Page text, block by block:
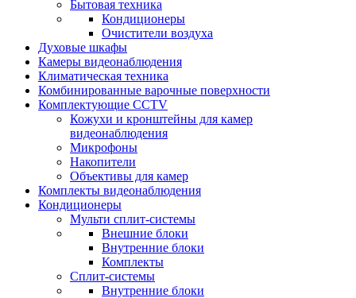
Бытовая техника
Кондиционеры
Очистители воздуха
Духовые шкафы
Камеры видеонаблюдения
Климатическая техника
Комбинированные варочные поверхности
Комплектующие CCTV
Кожухи и кронштейны для камер
видеонаблюдения
Микрофоны
Накопители
Объективы для камер
Комплекты видеонаблюдения
Кондиционеры
Мульти сплит-системы
Внешние блоки
Внутренние блоки
Комплекты
Сплит-системы
Внутренние блоки